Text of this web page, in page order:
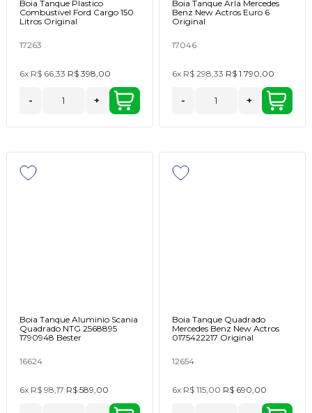
Boia Tanque Plastico
Combustivel Ford Cargo 150
Litros Original
17263
6x R$ 66,33 R$ 398,00
- +
Boia Tanque Arla Mercedes
Benz New Actros Euro 6
Original
17046
6x R$ 298,33 R$ 1.790,00
- +
Boia Tanque Aluminio Scania
Quadrado NTG 2568895
1790948 Bester
16624
6x R$ 98,17 R$ 589,00
Boia Tanque Quadrado
Mercedes Benz New Actros
0175422217 Original
12654
6x R$ 115,00 R$ 690,00